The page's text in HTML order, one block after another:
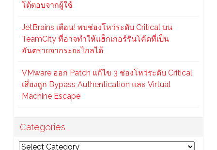
โต้ตอบจากผู้ใช้
JetBrains เตือน! พบช่องโหว่ระดับ Critical บน
TeamCity ที่อาจทำให้แฮ็กเกอร์รันโค้ดที่เป็น
อันตรายจากระยะไกลได้
VMware ออก Patch แก้ไข 3 ช่องโหว่ระดับ Critical
เสี่ยงถูก Bypass Authentication และ Virtual
Machine Escape
Categories
Categories